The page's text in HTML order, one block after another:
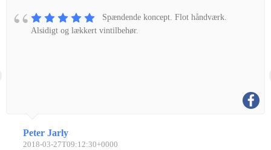
Spændende koncept. Flot håndværk.
Alsidigt og lækkert vintilbehør.
Peter Jarly
2018-03-27T09:12:30+0000